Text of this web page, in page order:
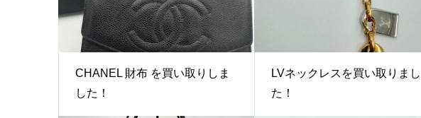
CHANEL 財布 を買い取りしま
した！
LVネックレスを買い取りまし
た！